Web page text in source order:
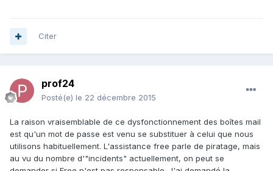
Citer
prof24
Posté(e) le 22 décembre 2015
La raison vraisemblable de ce dysfonctionnement des boîtes mail
est qu'un mot de passe est venu se substituer à celui que nous
utilisons habituellement. L'assistance free parle de piratage, mais
au vu du nombre d'"incidents" actuellement, on peut se